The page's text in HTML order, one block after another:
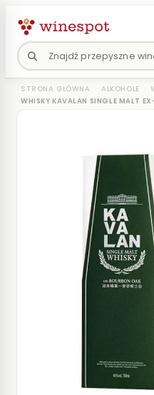
treści
STRONA GŁÓWNA ALKOHOLE
WHISKY KAVALAN SINGLE MALT